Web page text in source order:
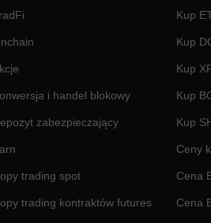
i handel blokowy
zabezpieczający
trading spot
trading kontraktów futures
Kup
Kup
Kup
Kup
Kup
Ceny
Cena
Cena